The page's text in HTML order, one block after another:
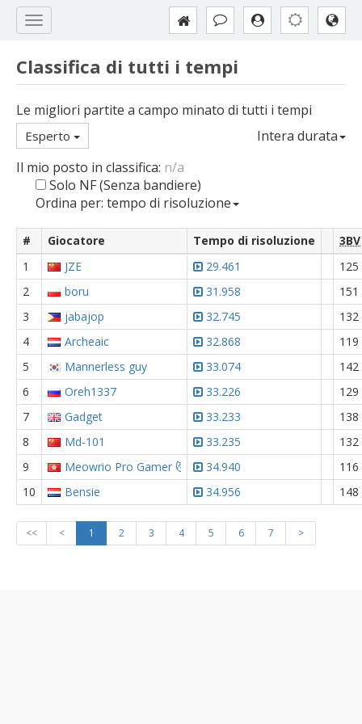
Classifica di tutti i tempi
Le migliori partite a campo minato di tutti i tempi
Esperto
Intera durata
Il mio posto in classifica: n/a
Solo NF (Senza bandiere)
Ordina per: tempo di risoluzione
# Giocatore Tempo di risoluzione
3BV
1
JZE 29.461
125
2
boru 31.958
151
3
jabajop 32.745
132
4
Archeaic 32.868
119
5
Mannerless guy 33.074
142
6
Oreh1337 33.226
129
7
Gadget 33.233
138
8
Md-101 33.235
132
9
Meowrio Pro Gamer 😼 34.940
116
10
Bensie 34.956 148
<< < 1 2 3 4 5 6 7 >